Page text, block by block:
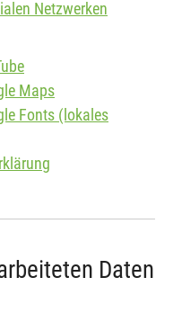
Netzwerken
Maps
Fonts (lokales
Daten